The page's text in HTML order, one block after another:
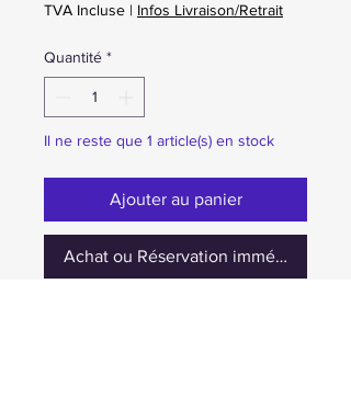
TVA Incluse | Infos Livraison/Retrait
Quantité *
Il ne reste que 1 article(s) en stock
Ajouter au panier
Achat ou Réservation immédiate